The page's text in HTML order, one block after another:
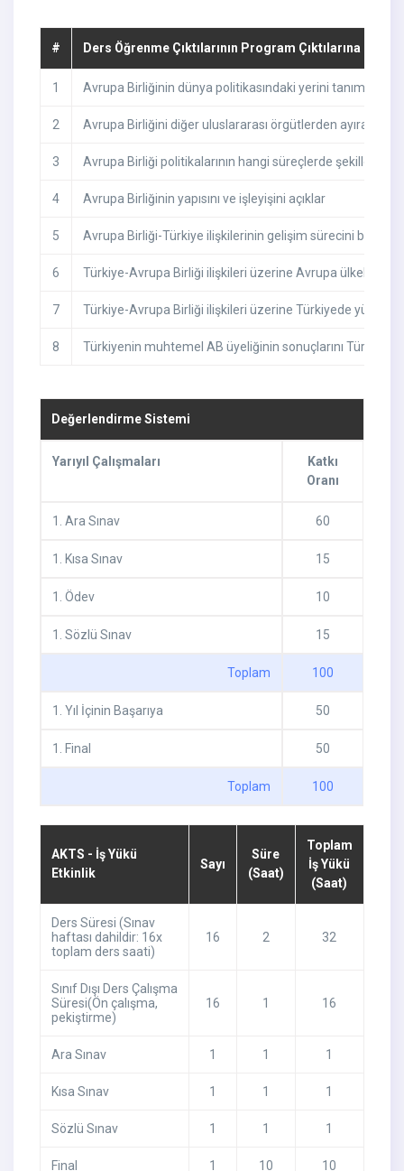
# Ders Öğrenme Çıktılarının Program Çıktılarına Katkısı
1 Avrupa Birliğinin dünya politikasındaki yerini tanımlar,
2 Avrupa Birliğini diğer uluslararası örgütlerden ayıran
3 Avrupa Birliği politikalarının hangi süreçlerde
4 Avrupa Birliğinin yapısını ve işleyişini açıklar
5 Avrupa Birliği-Türkiye ilişkilerinin gelişim sürecini bilir,
6 Türkiye-Avrupa Birliği ilişkileri üzerine Avrupa
7 Türkiye-Avrupa Birliği ilişkileri üzerine Türkiyede
8 Türkiyenin muhtemel AB üyeliğinin sonuçlarını Türkiye
Değerlendirme Sistemi
Yarıyıl Çalışmaları
Katkı
Oranı
1 . Ara Sınav 60
1 . Kısa Sınav 15
1 . Ödev 10
1 . Sözlü Sınav 15
Toplam 100
1 . Yıl İçinin Başarıya 50
1 . Final 50
Toplam 100
AKTS - İş Yükü
Etkinlik
Sayı
Süre
(Saat)
Toplam
İş Yükü
(Saat)
Ders Süresi (Sınav
haftası dahildir: 16x
toplam ders saati)
16 2 32
Sınıf Dışı Ders Çalışma
Süresi(Ön çalışma,
pekiştirme)
16 1 16
Ara Sınav 1 1 1
Kısa Sınav 1 1 1
Sözlü Sınav 1 1 1
Final 1 10 10